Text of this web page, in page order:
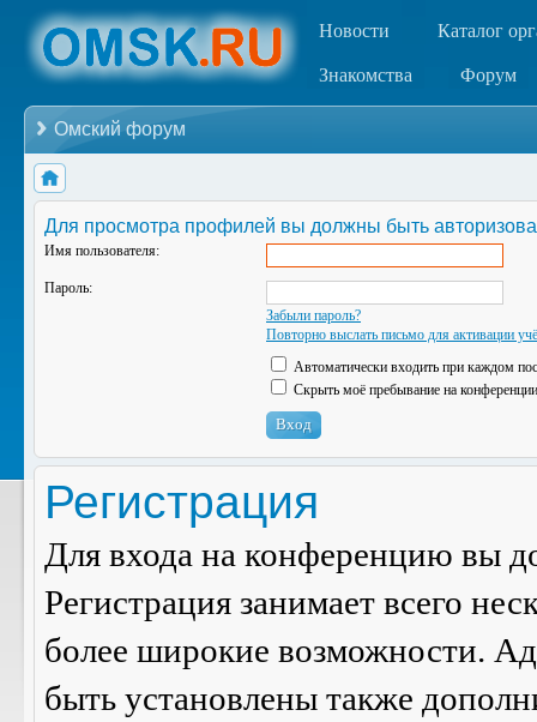
Новости Каталог
Знакомства Форум
Омский форум
Для просмотра профилей вы должны быть
Имя пользователя:
Пароль:
Забыли пароль?
Повторно выслать письмо для активации
Автоматически входить при каждом
Скрыть моё пребывание на
Регистрация
Для входа на конференцию вы
Регистрация занимает всего
более широкие возможности.
быть установлены также